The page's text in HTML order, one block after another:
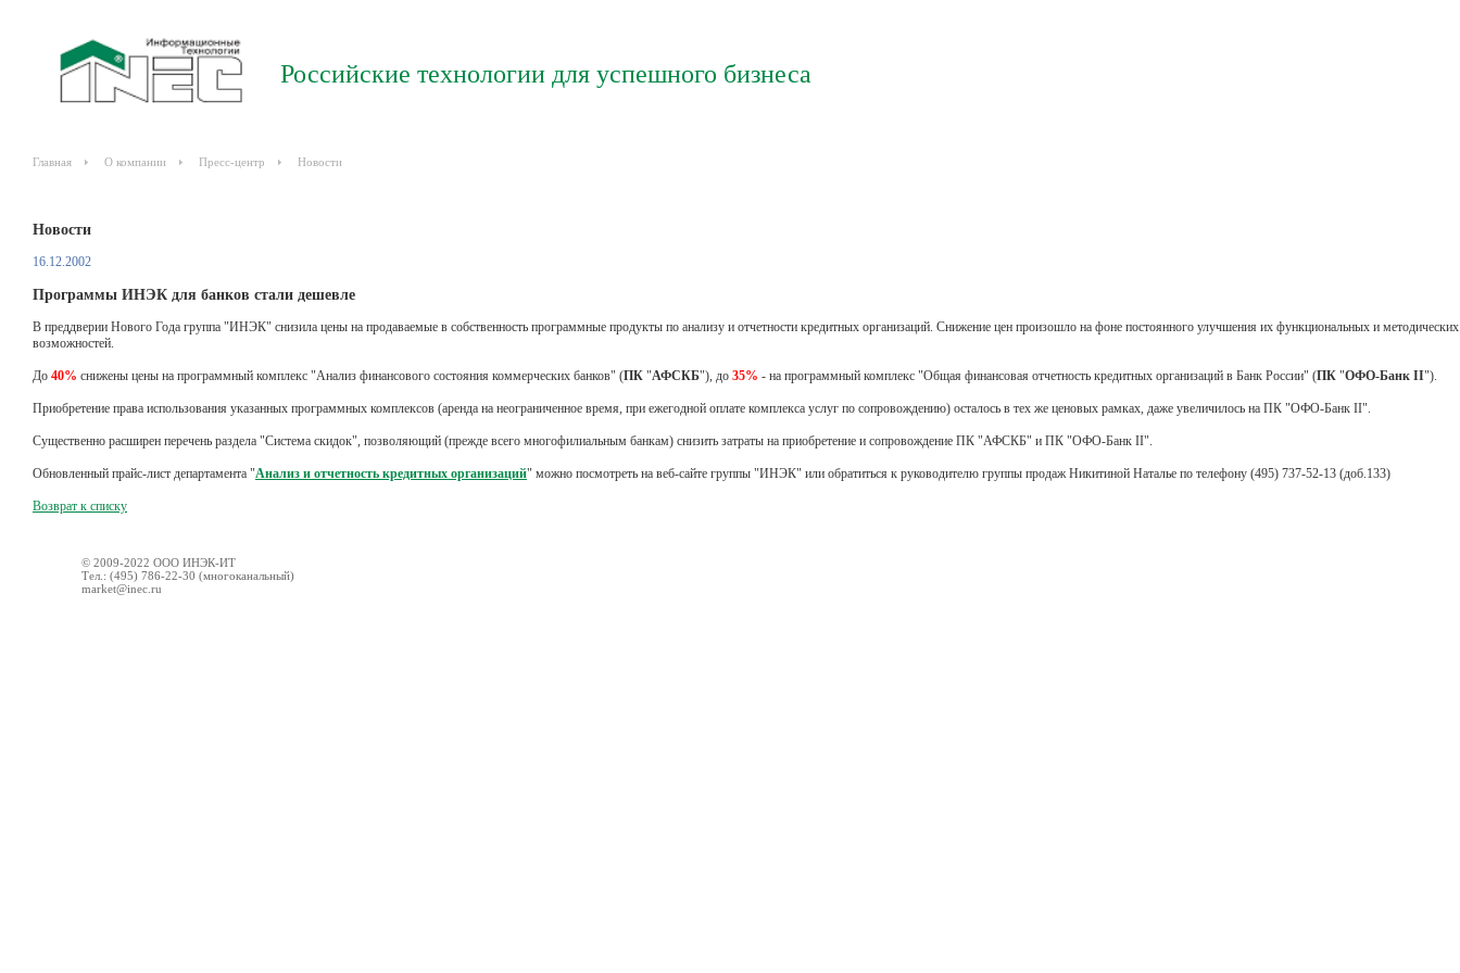
Российские технологии для успешного бизнеса
Главная О компании Пресс-центр Новости
Новости
16.12.2002
Программы ИНЭК для банков стали дешевле
В преддверии Нового Года группа "ИНЭК" снизила цены на продаваемые в собственность программные продукты по анализу и отчетности кредитных организаций. Снижение цен произошло на фоне постоянного улучшения их функциональных и методических
возможностей.
До 40% снижены цены на программный комплекс "Анализ финансового состояния коммерческих банков" (ПК "АФСКБ"), до 35% - на программный комплекс "Общая финансовая отчетность кредитных организаций в Банк России" (ПК "ОФО-Банк II").
Приобретение права использования указанных программных комплексов (аренда на неограниченное время, при ежегодной оплате комплекса услуг по сопровождению) осталось в тех же ценовых рамках, даже увеличилось на ПК "ОФО-Банк II".
Существенно расширен перечень раздела "Система скидок", позволяющий (прежде всего многофилиальным банкам) снизить затраты на приобретение и сопровождение ПК "АФСКБ" и ПК "ОФО-Банк II".
Обновленный прайс-лист департамента "Анализ и отчетность кредитных организаций" можно посмотреть на веб-сайте группы "ИНЭК" или обратиться к руководителю группы продаж Никитиной Наталье по телефону (495) 737-52-13 (доб.133)
Возврат к списку
© 2009-2022 ООО ИНЭК-ИТ
Тел.: (495) 786-22-30 (многоканальный)
market@inec.ru